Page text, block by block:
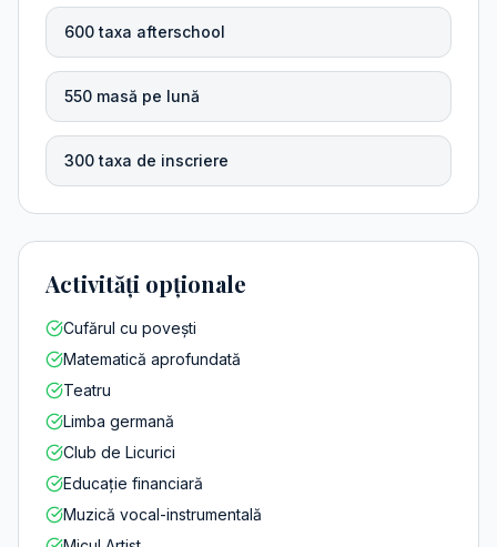
600 taxa afterschool
550 masă pe lună
300 taxa de inscriere
Activități opționale
Cufărul cu povești
Matematică aprofundată
Teatru
Limba germană
Club de Licurici
Educație financiară
Muzică vocal-instrumentală